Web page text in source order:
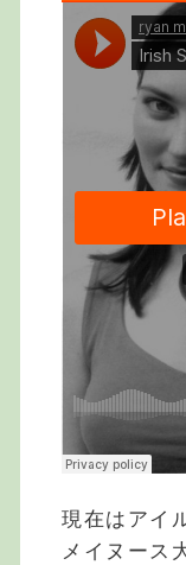
現在はアイ
メイヌース